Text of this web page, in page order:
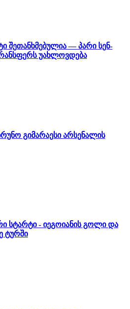
შეთანხმებულია — პარი სენ-
უახლოვდება
გიმარაესი არსენალის
სტარტი - იეგოიანის გოლი და
ტურში